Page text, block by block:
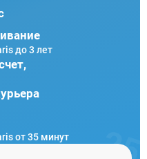
до 3 лет
от 35 минут